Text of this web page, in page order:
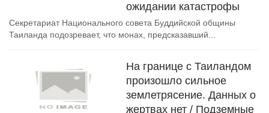
ожидании катастрофы
Секретариат Национального совета Буддийской общины
Таиланда подозревает, что монах, предсказавший...
На границе с Таиландом
произошло сильное
землетрясение. Данных о
жертвах нет / Подземные